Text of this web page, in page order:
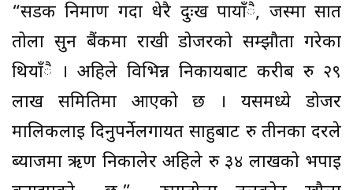
“सडक निर्माण गर्दा धेरै दुःख पायाँै, जस्मा सात
तोला सुन बैंकमा राखी डोजरको सम्झौता गरेका
थियाँै । अहिले विभिन्न निकायबाट करीब रु २९
लाख समितिमा आएको छ । यसमध्ये डोजर
मालिकलाई दिनुपर्नेलगायत साहुबाट रु तीनका दरले
ब्याजमा ऋण निकालेर अहिले रु ३४ लाखको भर्पाइ